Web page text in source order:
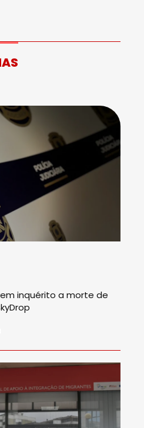
inquérito a morte de